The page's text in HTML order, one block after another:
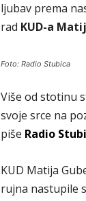
ljubav prema
rad KUD-a
Foto: Radio Stubica
Više od stotinu
svoje srce na
piše Radio
KUD Matija
rujna nastupile